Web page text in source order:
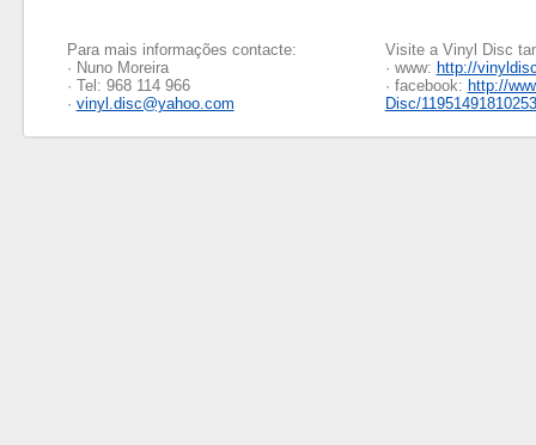
Para mais informações contacte:
· Nuno Moreira
· Tel: 968 114 966
· vinyl.disc@yahoo.com
Visite a Vinyl Disc
· www: http://
· facebook: http://
Disc/